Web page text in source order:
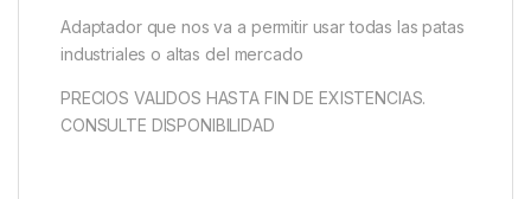
Adaptador que nos va a permitir usar todas las patas
industriales o altas del mercado
PRECIOS VALIDOS HASTA FIN DE EXISTENCIAS.
CONSULTE DISPONIBILIDAD